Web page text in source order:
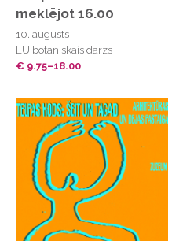
meklējot 16.00
10. augusts
LU botāniskais dārzs
€ 9.75–18.00